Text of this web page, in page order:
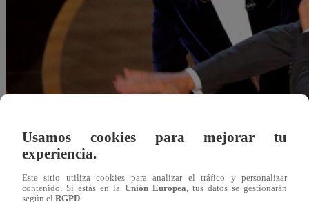
Freddy Chavarry
Usamos cookies para mejorar tu
experiencia.
Este sitio utiliza cookies para analizar el tráfico y personalizar
contenido. Si estás en la Unión Europea , tus datos se gestionarán
según el RGPD